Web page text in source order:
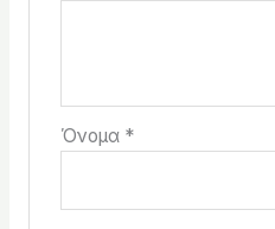
Όνομα *